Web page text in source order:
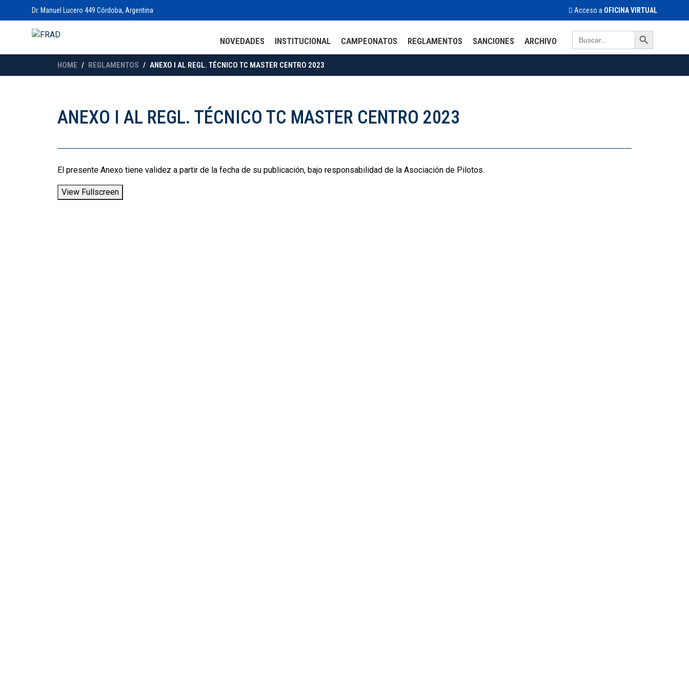
Dr. Manuel Lucero 449 Córdoba, Argentina Acceso a OFICINA VIRTUAL
NOVEDADES INSTITUCIONAL CAMPEONATOS REGLAMENTOS SANCIONES ARCHIVO
Search
for:
Search Button
HOME REGLAMENTOS ANEXO I AL REGL. TÉCNICO TC MASTER CENTRO 2023
ANEXO I AL REGL. TÉCNICO TC MASTER CENTRO 2023
El presente Anexo tiene validez a partir de la fecha de su publicación, bajo responsabilidad de la Asociación de Pilotos.
View Fullscreen